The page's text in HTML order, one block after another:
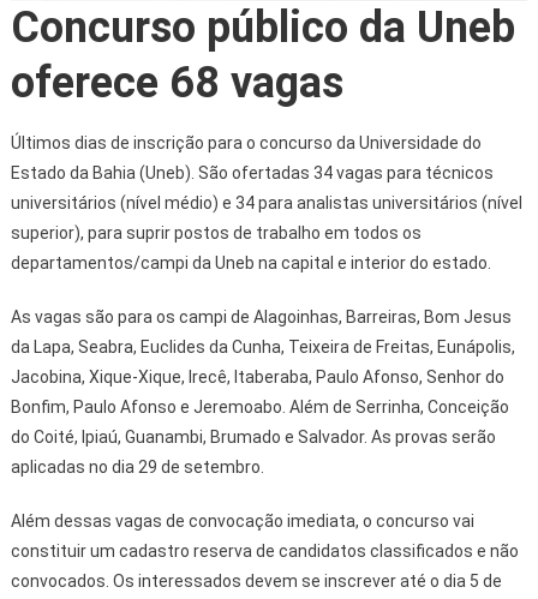
Concurso público da Uneb
oferece 68 vagas
Últimos dias de inscrição para o concurso da Universidade do
Estado da Bahia (Uneb). São ofertadas 34 vagas para técnicos
universitários (nível médio) e 34 para analistas universitários (nível
superior), para suprir postos de trabalho em todos os
departamentos/campi da Uneb na capital e interior do estado.
As vagas são para os campi de Alagoinhas, Barreiras, Bom Jesus
da Lapa, Seabra, Euclides da Cunha, Teixeira de Freitas, Eunápolis,
Jacobina, Xique-Xique, Irecê, Itaberaba, Paulo Afonso, Senhor do
Bonfim, Paulo Afonso e Jeremoabo. Além de Serrinha, Conceição
do Coité, Ipiaú, Guanambi, Brumado e Salvador. As provas serão
aplicadas no dia 29 de setembro.
Além dessas vagas de convocação imediata, o concurso vai
constituir um cadastro reserva de candidatos classificados e não
convocados. Os interessados devem se inscrever até o dia 5 de